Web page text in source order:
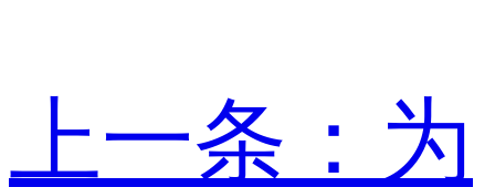
上一条：为